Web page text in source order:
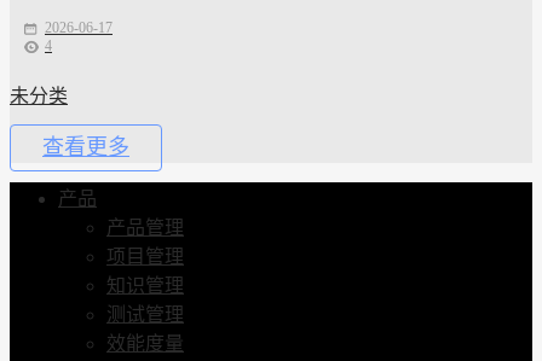
2026-06-17
4
未分类
查看更多
产品
产品管理
项目管理
知识管理
测试管理
效能度量